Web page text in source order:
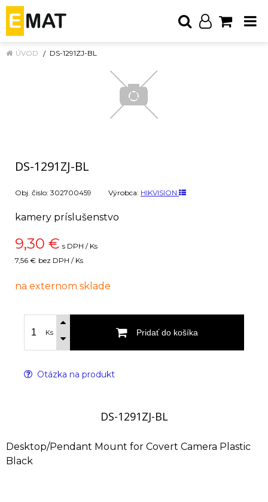
ÚVOD DS-1291ZJ-BL
DS-1291ZJ-BL
Obj. čislo: 302700459 Výrobca: HIKVISION
kamery príslušenstvo
9,30 € s DPH / Ks
7,56 € bez DPH / Ks
na externom sklade
Ks Pridať do košíka
Otázka na produkt
DS-1291ZJ-BL
Desktop/Pendant Mount for Covert Camera Plastic
Black